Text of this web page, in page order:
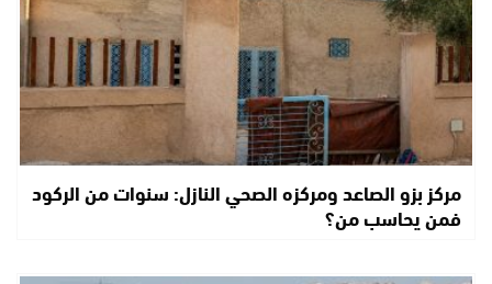
مركز بزو الصاعد ومركزه الصحي النازل: سنوات من الركود
فمن يحاسب من؟